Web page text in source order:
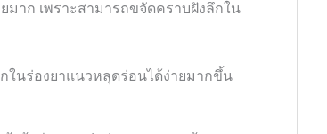
าก เพราะสามารถขจัดคราบฝังลึกใน
ในร่องยาแนวหลุดร่อนได้ง่ายมากขึ้น